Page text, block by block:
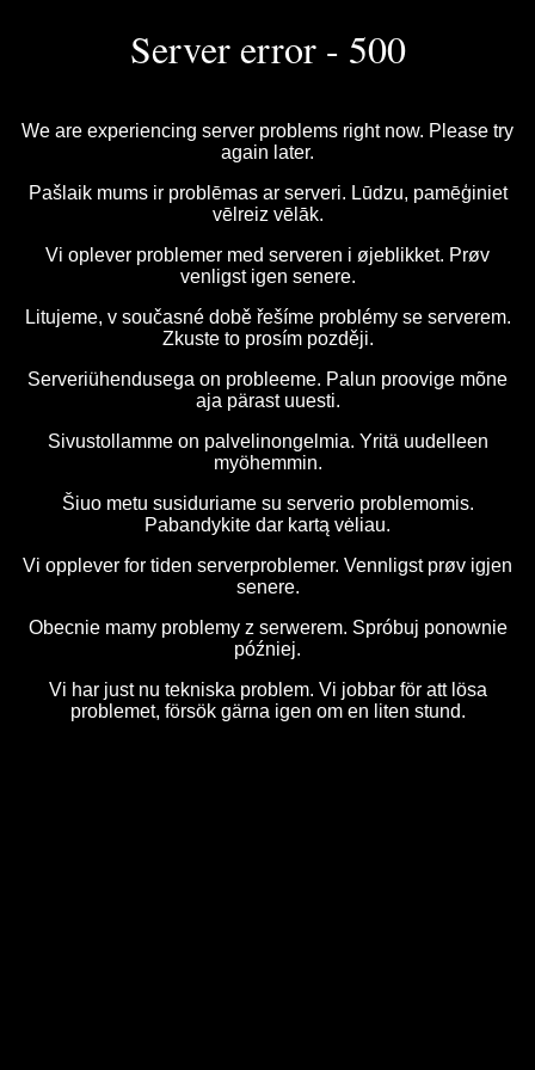
Server error - 500
We are experiencing server problems right now. Please try
again later.
Pašlaik mums ir problēmas ar serveri. Lūdzu, pamēģiniet
vēlreiz vēlāk.
Vi oplever problemer med serveren i øjeblikket. Prøv
venligst igen senere.
Litujeme, v současné době řešíme problémy se serverem.
Zkuste to prosím později.
Serveriühendusega on probleeme. Palun proovige mõne
aja pärast uuesti.
Sivustollamme on palvelinongelmia. Yritä uudelleen
myöhemmin.
Šiuo metu susiduriame su serverio problemomis.
Pabandykite dar kartą vėliau.
Vi opplever for tiden serverproblemer. Vennligst prøv igjen
senere.
Obecnie mamy problemy z serwerem. Spróbuj ponownie
później.
Vi har just nu tekniska problem. Vi jobbar för att lösa
problemet, försök gärna igen om en liten stund.